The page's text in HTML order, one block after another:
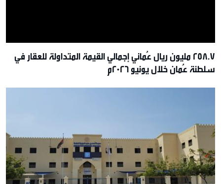
258.7 مليون ريال عُماني إجمالي القيمة المتداولة للعقار في
سلطنة عُمان خلال يونيو 2026م